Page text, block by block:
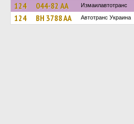
124 044-82 АА Измаилавтотранс
124 BH 3788 AA Автотранс Украина